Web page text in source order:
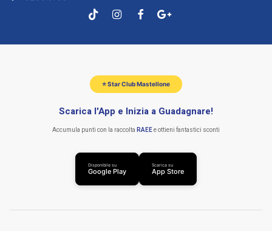
⭐ Star Club Mastellone
Scarica l'App e Inizia a Guadagnare!
Accumula punti con la raccolta RAEEe ottieni fantastici sconti
Disponibile su
Google Play
Scarica su
App Store